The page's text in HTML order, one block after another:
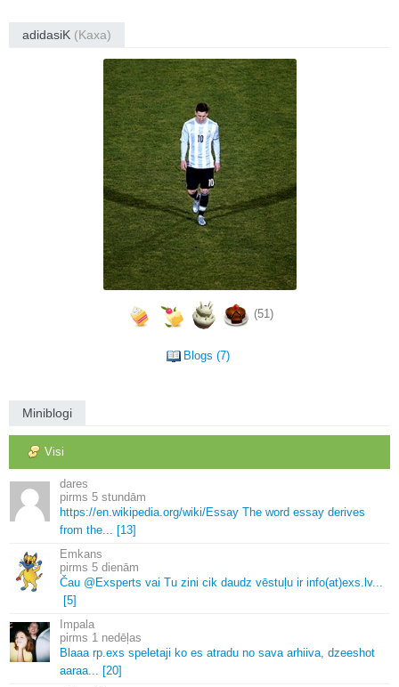
adidasiK (Kaxa)
(51)
Blogs (7)
Miniblogi
Visi
dares
5 stundām
https://en.wikipedia.org/wiki/Essay The word essay derives
from the... [13]
Emkans
5 dienām
Čau @Exsperts vai Tu zini cik daudz vēstuļu ir info(at)exs. lv...
[5]
Impala
1 nedēļas
Blaaa rp.exs speletaji ko es atradu no sava arhiiva, dzeeshot
aaraa... [20]